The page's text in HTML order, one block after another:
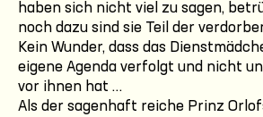
haben sich nicht viel zu sagen,
noch dazu sind sie Teil der
Kein Wunder, dass das
eigene Agenda verfolgt und nicht
vor ihnen hat …
Als der sagenhaft reiche Prinz